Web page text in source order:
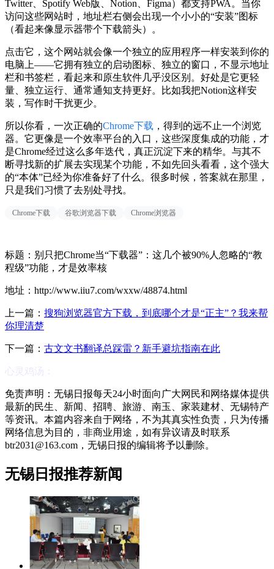
Twitter、Spotify Web版、Notion、Figma）都支持PWA。当你
访问这些网站时，地址栏右侧会出现一个小小的“安装”图标
（看起来像显示器带个下载箭头）。
点击它，这个网站就会像一个独立的应用程序一样安装到你的
电脑上——它拥有独立的启动图标、独立的窗口，不显示地址
栏和书签栏，看起来和原生软件几乎没区别。好处是它更轻
量、独立运行、通常通知支持更好。比如我把Notion这样安
装，写作时干扰更少。
所以你看，一次正确的Chrome下载 ，得到的远不止一个浏览
器。它更像是一个效率平台的入口，这些深度集成的功能，才
是Chrome经过这么多年迭代，真正沉淀下来的精华。与其不
断寻找新的扩展去实现某个功能，不如先回头看看，这个强大
的“本体”已经为你准备好了什么。很多时候，答案就在那里，
只是我们习惯了去别处寻找。
Chrome下载 谷歌浏览器下载 Chrome浏览器
标题：别只把Chrome当“下载器”：这几个被90%人忽略的“教
程级”功能，才是效率核
地址：http://www.iiu7.com/wxxw/48874.html
上一篇： 搜狗浏览器官方下载，到底哪个才是“正主”？我来帮
你理清楚
下一篇： 古文文书翻译总踩雷？新手避坑指南在此
心灵鸡汤：
免责声明：无锡日报每天24小时面向广大网民和网络媒体提供
最新的民生、新闻、招聘、旅游、南玉、家装建材、无锡特产
等资讯。本篇内容来自于网络，不为其真实性负责，只为传播
网络信息为目的，非商业用途，如有异议请及时联系
btr2031@163.com，无锡日报的编辑将予以删除。
无锡日报推荐新闻